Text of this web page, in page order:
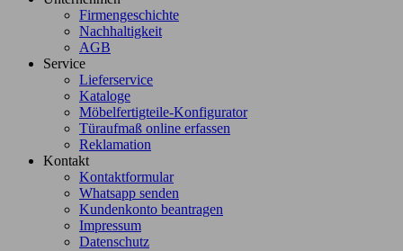
Firmengeschichte
Nachhaltigkeit
AGB
Service
Lieferservice
Kataloge
Möbelfertigteile-Konfigurator
Türaufmaß online erfassen
Reklamation
Kontakt
Kontaktformular
Whatsapp senden
Kundenkonto beantragen
Impressum
Datenschutz